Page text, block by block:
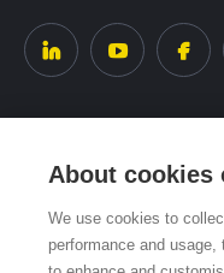
About cookies
We use cookies to
performance and